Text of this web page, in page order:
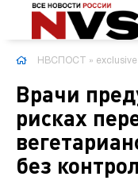
НВСПОСТ » exclusive
Врачи
рисках
без